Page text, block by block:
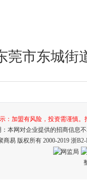
莞市东城街
：加盟有风险，投资需谨慎。
：本网对企业提供的招商信息
商易 版权所有 2000-2019 浙